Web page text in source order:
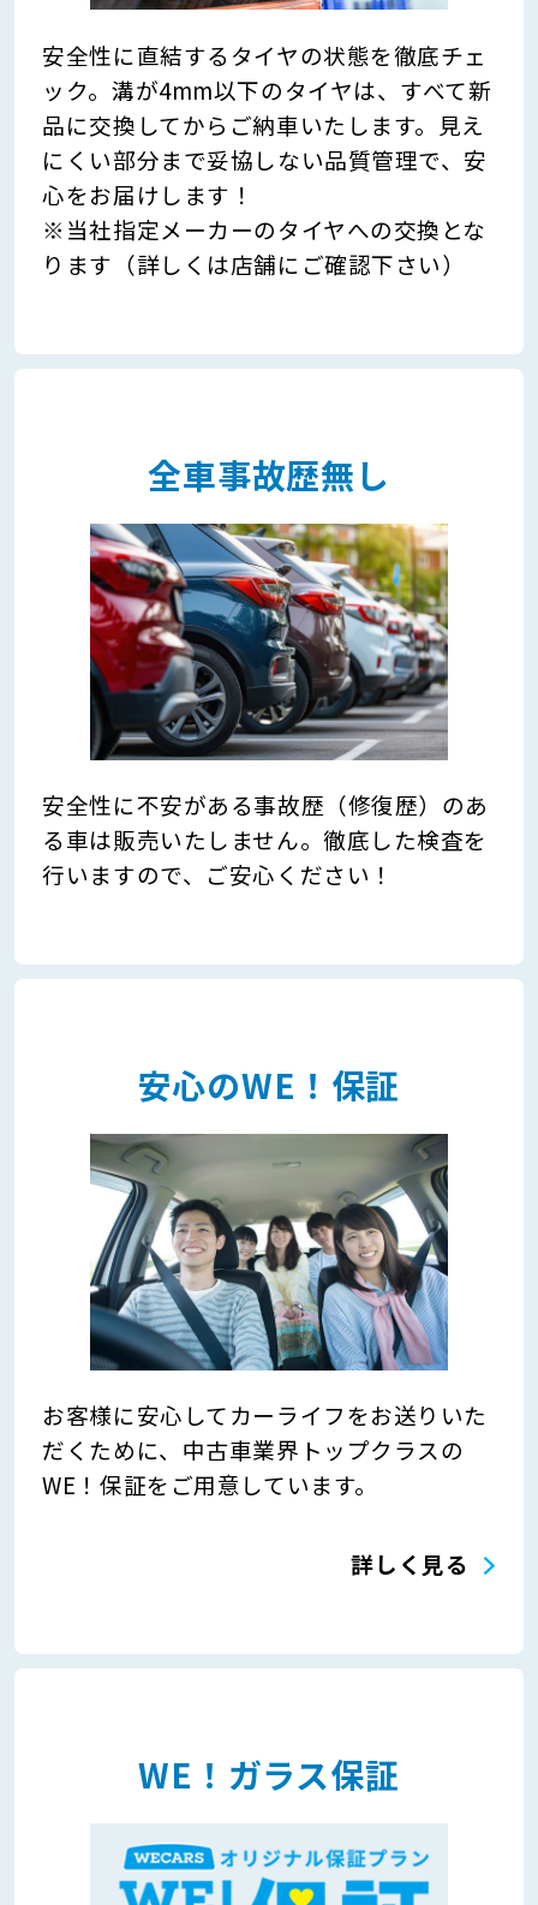
安全性に直結するタイヤの状態を徹底チェ
ック。溝が4mm以下のタイヤは、すべて新
品に交換してからご納車いたします。見え
にくい部分まで妥協しない品質管理で、安
心をお届けします！
※当社指定メーカーのタイヤへの交換とな
ります（詳しくは店舗にご確認下さい）
全車事故歴無し
安全性に不安がある事故歴（修復歴）のあ
る車は販売いたしません。徹底した検査を
行いますので、ご安心ください！
安心のWE！保証
お客様に安心してカーライフをお送りいた
だくために、中古車業界トップクラスの
WE！保証をご用意しています。
詳しく見る
WE！ガラス保証